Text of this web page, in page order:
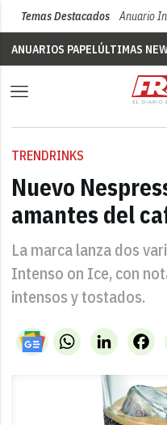
Temas Destacados Anuario
ANUARIOS PAPELÚLTIMAS
TRENDRINKS
Nuevo
amantes del
La marca lanza dos
Intenso on Ice, con
intensos y tostados.
WhatsAppLinkedIn